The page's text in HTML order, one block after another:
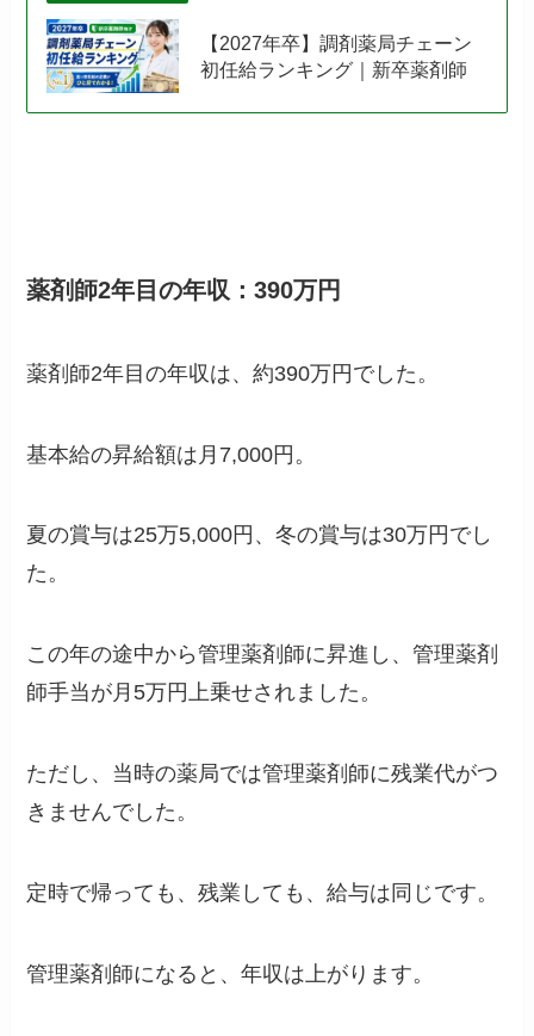
【2027年卒】調剤薬局チェーン
初任給ランキング｜新卒薬剤師
薬剤師2年目の年収：390万円
薬剤師2年目の年収は、約390万円でした。
基本給の昇給額は月7,000円。
夏の賞与は25万5,000円、冬の賞与は30万円でし
た。
この年の途中から管理薬剤師に昇進し、管理薬剤
師手当が月5万円上乗せされました。
ただし、当時の薬局では管理薬剤師に残業代がつ
きませんでした。
定時で帰っても、残業しても、給与は同じです。
管理薬剤師になると、年収は上がります。